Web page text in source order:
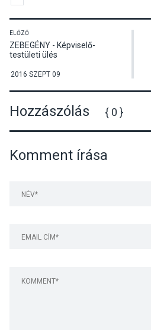
ELŐZŐ
ZEBEGÉNY - Képviselő-
testületi ülés
2016 SZEPT 09
Hozzászólás { 0 }
Komment írása